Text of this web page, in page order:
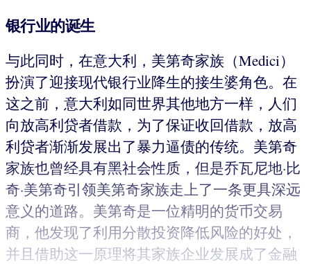
银行业的诞生
与此同时，在意大利，美第奇家族（Medici）
扮演了迎接现代银行业降生的接生婆角色。在
这之前，意大利如同世界其他地方一样，人们
向放高利贷者借款，为了保证收回借款，放高
利贷者渐渐发展出了暴力逼债的传统。美第奇
家族也曾经具有黑社会性质，但是乔瓦尼地·比
奇·美第奇引领美第奇家族走上了一条更具深远
意义的道路。美第奇是一位精明的货币交易
商，他发现了利用分散投资降低风险的好处，
并且借助这一原理将其家族企业发展成了金融